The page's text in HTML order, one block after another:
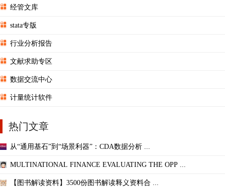
经管文库
stata专版
行业分析报告
文献求助专区
数据交流中心
计量统计软件
热门文章
从“通用基石”到“场景利器”：CDA数据分析 ...
MULTINATIONAL FINANCE EVALUATING THE OPP ...
【图书解读资料】3500份图书解读释义资料合 ...